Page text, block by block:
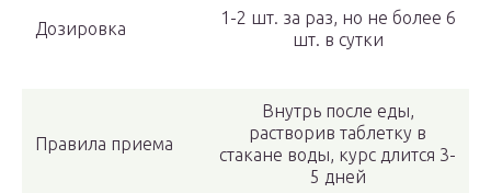
Дозировка
1-2 шт. за раз, но не более 6
шт. в сутки
Правила приема
Внутрь после еды,
растворив таблетку в
стакане воды, курс длится 3-
5 дней